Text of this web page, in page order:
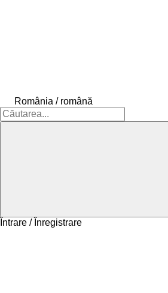
România / română
Întrare / Înregistrare